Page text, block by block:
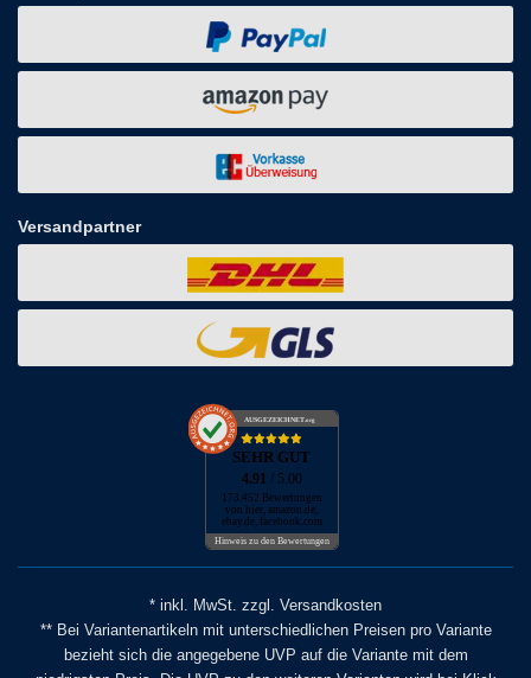
Versandpartner
AUSGEZEICHNET.org
SEHR GUT
4.91 / 5.00
173.452 Bewertungen
von hier, amazon.de,
ebay.de, facebook.com
Hinweis zu den Bewertungen
* inkl. MwSt. zzgl. Versandkosten
** Bei Variantenartikeln mit unterschiedlichen Preisen pro Variante
bezieht sich die angegebene UVP auf die Variante mit dem